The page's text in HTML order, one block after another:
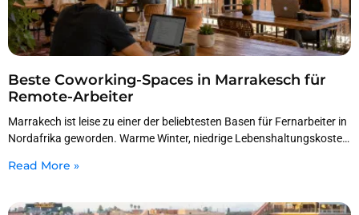
Beste Coworking-Spaces in Marrakesch für
Remote-Arbeiter
Marrakech ist leise zu einer der beliebtesten Basen für Fernarbeiter in
Nordafrika geworden. Warme Winter, niedrige Lebenshaltungskosten,
Read More »